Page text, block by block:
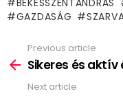
GAZDASÁG
more
Previous article
Sikeres és
Next article